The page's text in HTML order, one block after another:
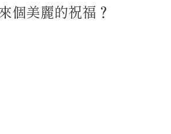
個美麗的祝福？